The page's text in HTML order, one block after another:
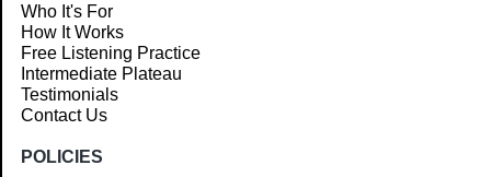
Who It's For
How It Works
Free Listening Practice
Intermediate Plateau
Testimonials
Contact Us
POLICIES